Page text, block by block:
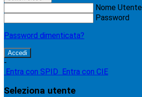
Nome Utente
Password
Password dimenticata?
-
Entra con SPID
Entra con CIE
Seleziona utente